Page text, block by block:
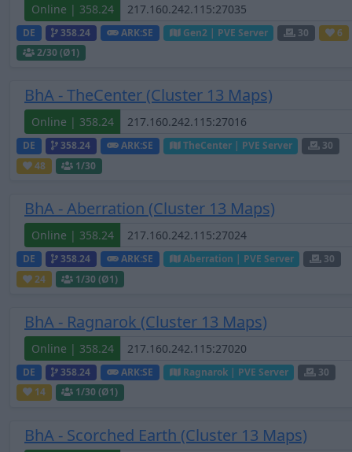
Online | 358.24
DE 358.24 ARK:SE Gen2 | PVE Server 30
6
2/30 (Ø1)
BhA - TheCenter (Cluster 13 Maps)
Online | 358.24
DE 358.24 ARK:SE TheCenter | PVE Server
30
48
1/30
BhA - Aberration (Cluster 13 Maps)
Online | 358.24
DE 358.24 ARK:SE Aberration | PVE Server
30
24
1/30 (Ø1)
BhA - Ragnarok (Cluster 13 Maps)
Online | 358.24
DE 358.24 ARK:SE Ragnarok | PVE Server
30
14
1/30 (Ø1)
BhA - Scorched Earth (Cluster 13 Maps)